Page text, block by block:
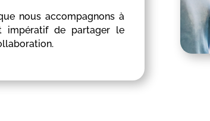
nous accompagnons à
impératif de partager le